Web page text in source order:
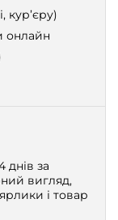
кур’єру)
онлайн
днів за
вигляд,
і товар